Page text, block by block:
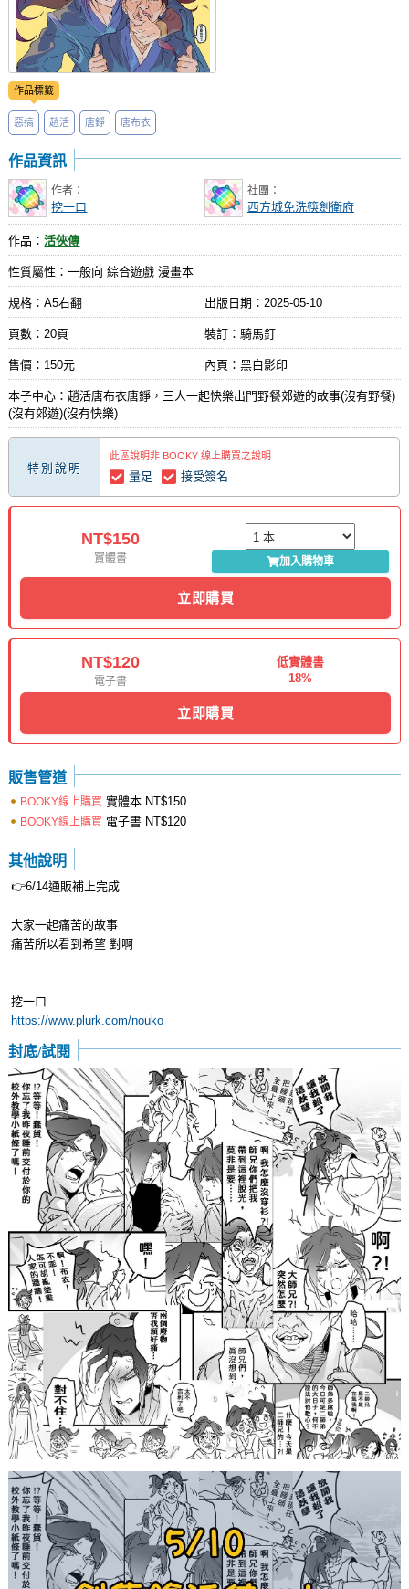
作品標籤
惡搞 趙活 唐錚 唐布衣
作品資訊
作者：
挖一口
社團：
西方城免洗筷劍衛府
作品：活俠傳
性質屬性：一般向 綜合遊戲 漫畫本
規格：A5右翻 出版日期： 2025-05-10
頁數：20頁 裝訂：騎馬釘
售價：150元 內頁：黑白影印
本子中心：趙活唐布衣唐錚，三人一起快樂出門野餐郊遊的故事(沒有野餐)
(沒有郊遊)(沒有快樂)
特別說明
此區說明非 BOOKY 線上購買之說明
量足 接受簽名
NT$150
實體書 加入購物車
立即購買
NT$120
電子書
低實體書
18%
立即購買
販售管道
BOOKY線上購買 實體本 NT$150
BOOKY線上購買 電子書 NT$120
其他說明
👉6/14通販補上完成
大家一起痛苦的故事
痛苦所以看到希望 對啊
挖一口
https://www.plurk.com/nouko
封底/試閱